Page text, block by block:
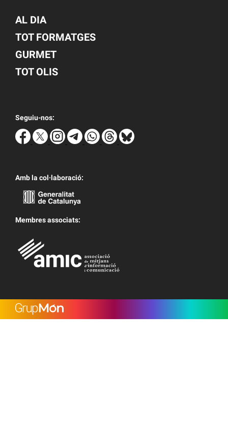
AL DIA
TOT FORMATGES
GURMET
TOT OLIS
Seguiu-nos:
Amb la col·laboració:
Membres associats: